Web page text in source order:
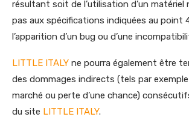
résultant soit de l’utilisation d’un matériel
pas aux spécifications indiquées au point
l’apparition d’un bug ou d’une
LITTLE ITALY ne pourra également être
des dommages indirects (tels par exemple
marché ou perte d’une chance)
du site LITTLE ITALY.